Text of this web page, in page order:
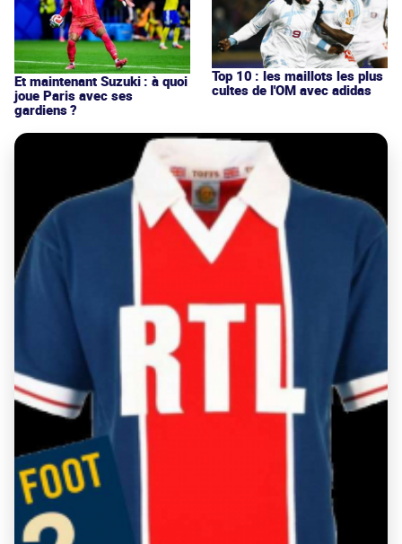
Et maintenant Suzuki : à quoi
joue Paris avec ses
gardiens ?
Top 10 : les maillots les plus
cultes de l'OM avec adidas